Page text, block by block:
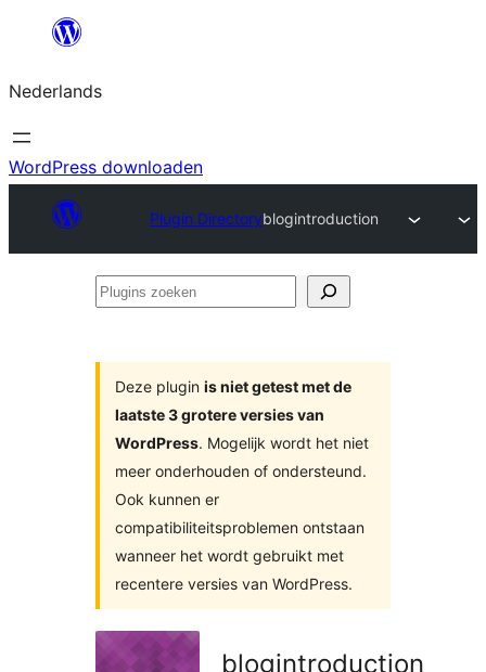
de
inhoud
Nederlands
WordPress downloaden
Plugin Directoryblogintroduction
Plugins
Deze plugin is niet getest met de
laatste 3 grotere versies van
WordPress. Mogelijk wordt het niet
meer onderhouden of ondersteund.
Ook kunnen er
compatibiliteitsproblemen ontstaan
wanneer het wordt gebruikt met
recentere versies van WordPress.
blogintroduction